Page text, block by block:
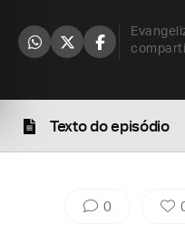
Texto do episódio
0